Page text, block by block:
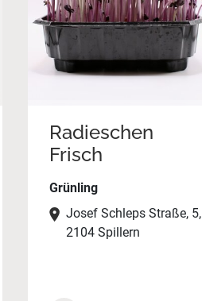
Radieschen
Frisch
Grünling
Josef Schleps Straße, 5,
2104 Spillern